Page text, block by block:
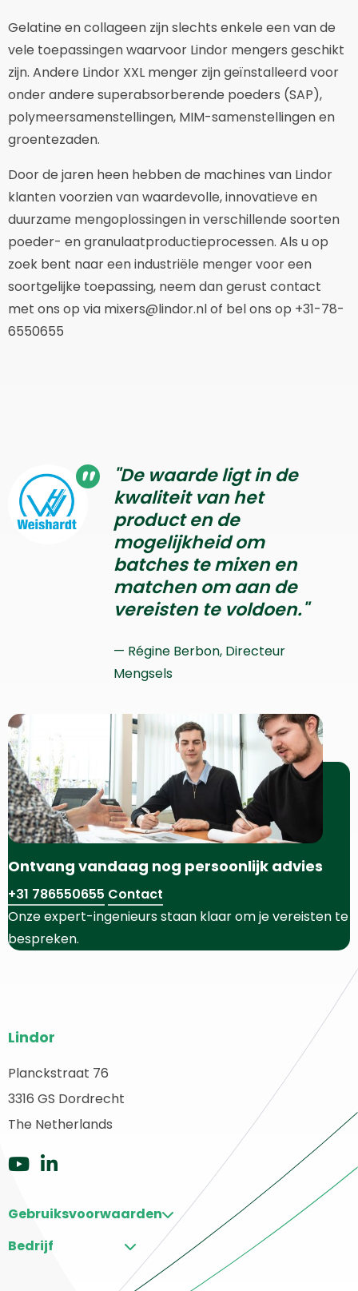
Gelatine en collageen zijn slechts enkele een van de
vele toepassingen waarvoor Lindor mengers geschikt
zijn. Andere Lindor XXL menger zijn geïnstalleerd voor
onder andere superabsorberende poeders (SAP),
polymeersamenstellingen, MIM-samenstellingen en
groentezaden.
Door de jaren heen hebben de machines van Lindor
klanten voorzien van waardevolle, innovatieve en
duurzame mengoplossingen in verschillende soorten
poeder- en granulaatproductieprocessen. Als u op
zoek bent naar een industriële menger voor een
soortgelijke toepassing, neem dan gerust contact
met ons op via mixers@lindor.nl of bel ons op +31-78-
6550655
"De waarde ligt in de
kwaliteit van het
product en de
mogelijkheid om
batches te mixen en
matchen om aan de
vereisten te voldoen."
Régine Berbon, Directeur
Mengsels
Ontvang vandaag nog persoonlijk advies
+31 786550655 Contact
Onze expert-ingenieurs staan klaar om je vereisten te
bespreken.
footer
Lindor
Planckstraat 76
3316 GS Dordrecht
The Netherlands
Ga
Youtube
Ga
LinkedIn
Gebruiksvoorwaarden
Bedrijf